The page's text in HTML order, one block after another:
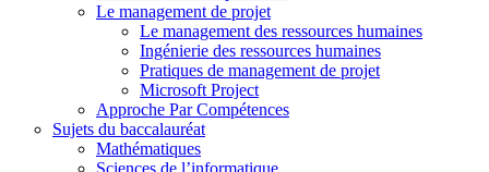
Le management de projet
Le management des ressources humaines
Ingénierie des ressources humaines
Pratiques de management de projet
Microsoft Project
Approche Par Compétences
Sujets du baccalauréat
Mathématiques
Sciences de l’informatique